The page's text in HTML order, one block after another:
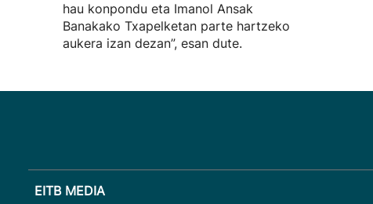
hau konpondu eta Imanol Ansak
Banakako Txapelketan parte hartzeko
aukera izan dezan”, esan dute.
EITB MEDIA